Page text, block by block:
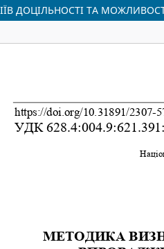
ДОЦІЛЬНОСТІ ТА